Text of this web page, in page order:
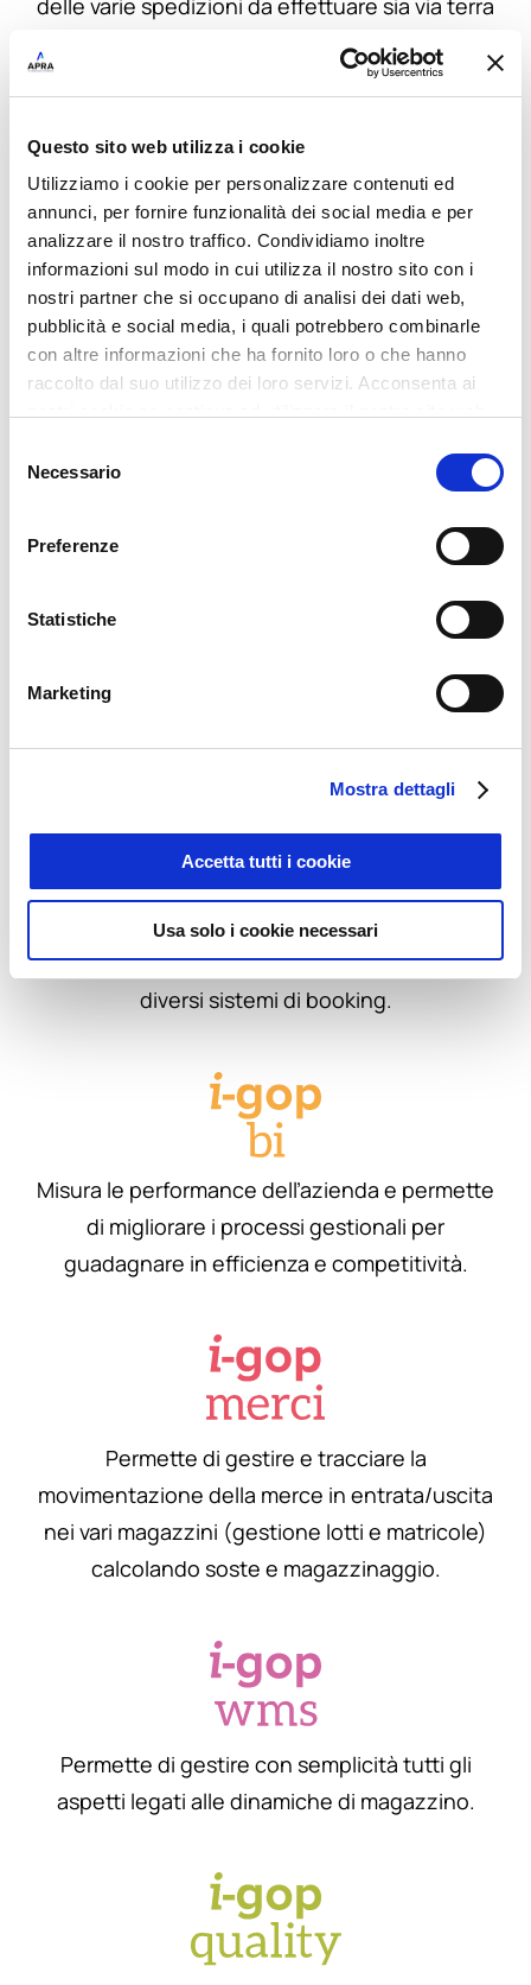
Questo sito web utilizza i cookie
Utilizziamo i cookie per personalizzare contenuti ed
annunci, per fornire funzionalità dei social media e per
analizzare il nostro traffico. Condividiamo inoltre
informazioni sul modo in cui utilizza il nostro sito con i
nostri partner che si occupano di analisi dei dati web,
pubblicità e social media, i quali potrebbero combinarle
con altre informazioni che ha fornito loro o che hanno
raccolto dal suo utilizzo dei loro servizi. Acconsenta ai
delNecessario
Preferenze
Statistiche
Marketing
Mostra dettagli
Accetta tutti i cookie
Usa solo i cookie necessari
(camion/treno) che in altre modalità
Rappresenta lo strumento ideale per le attività
quotidiane di responsabili finanziari e
amministrativi, consulenti di direzione
aziendale, tesorieri e imprenditori.
consuntivazione delle attività/risorse
movimentazione merce tracciando costi e
Permette di gestire il back office di
biglietteria/prenotazione interfacciandosi con
diversi sistemi di booking.
Misura le performance dell’azienda e permette
di migliorare i processi gestionali per
guadagnare in efficienza e competitività.
Permette di gestire e tracciare la
movimentazione della merce in entrata/uscita
nei vari magazzini (gestione lotti e matricole)
calcolando soste e magazzinaggio.
Permette di gestire con semplicità tutti gli
aspetti legati alle dinamiche di magazzino.